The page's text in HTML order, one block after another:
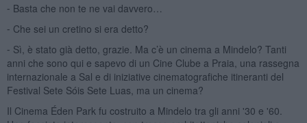
⁃ Basta che non te ne vai davvero…
⁃ Che sei un cretino si era detto?
⁃ Sì, è stato già detto, grazie. Ma c’è un cinema a Mindelo? Tanti
anni che sono qui e sapevo di un Cine Clube a Praia, una rassegna
internazionale a Sal e di iniziative cinematografiche itineranti del
Festival Sete Sóis Sete Luas, ma un cinema?
Il Cinema Éden Park fu costruito a Mindelo tra gli anni '30 e '60.